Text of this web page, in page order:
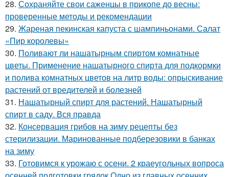
28. Сохраняйте свои саженцы в прикопе до весны:
проверенные методы и рекомендации
29. Жареная пекинская капуста с шампиньонами. Салат
«Пир королевы»
30. Поливают ли нашатырным спиртом комнатные
цветы. Применение нашатырного спирта для подкормки
и полива комнатных цветов на литр воды: опрыскивание
растений от вредителей и болезней
31. Нашатырный спирт для растений. Нашатырный
спирт в саду. Вся правда
32. Консервация грибов на зиму рецепты без
стерилизации. Маринованные подберезовики в банках
на зиму
33. Готовимся к урожаю с осени. 2 краеугольных вопроса